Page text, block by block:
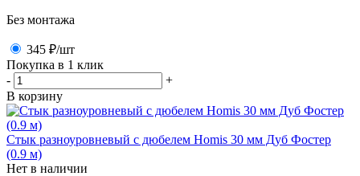
Без монтажа
345 ₽/шт
Покупка в 1 клик
-
+
В корзину
Стык разноуровневый с дюбелем Homis 30 мм Дуб Фостер
(0.9 м)
Нет в наличии